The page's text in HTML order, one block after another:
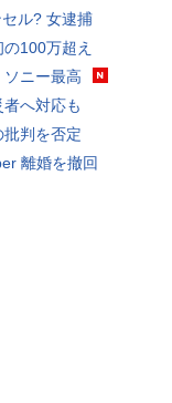
セル? 女逮捕
100万超え
ニー最高
へ対応も
判を否定
離婚を撤回